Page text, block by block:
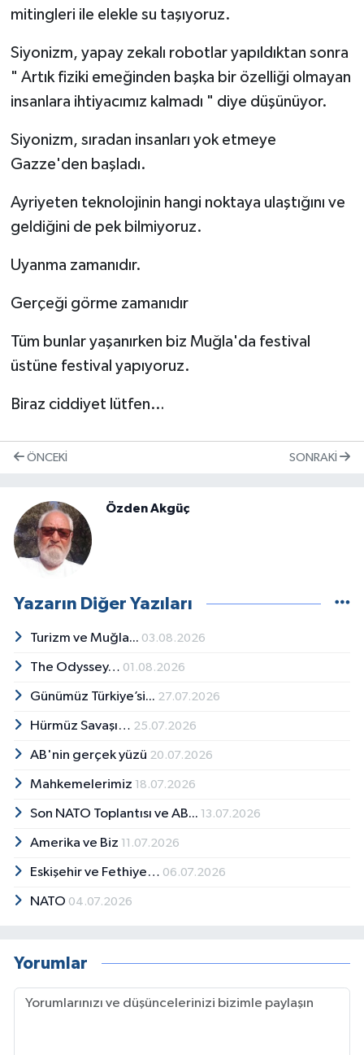
mitingleri ile elekle su taşıyoruz.
Siyonizm, yapay zekalı robotlar yapıldıktan sonra
" Artık fiziki emeğinden başka bir özelliği olmayan
insanlara ihtiyacımız kalmadı " diye düşünüyor.
Siyonizm, sıradan insanları yok etmeye
Gazze'den başladı.
Ayriyeten teknolojinin hangi noktaya ulaştığını ve
geldiğini de pek bilmiyoruz.
Uyanma zamanıdır.
Gerçeği görme zamanıdır
Tüm bunlar yaşanırken biz Muğla'da festival
üstüne festival yapıyoruz.
Biraz ciddiyet lütfen…
ÖNCEKI SONRAKI
Özden Akgüç
Yazarın Diğer Yazıları
Turizm ve Muğla... 03.08.2026
The Odyssey… 01.08.2026
Günümüz Türkiye’si... 27.07.2026
Hürmüz Savaşı… 25.07.2026
AB'nin gerçek yüzü 20.07.2026
Mahkemelerimiz 18.07.2026
Son NATO Toplantısı ve AB... 13.07.2026
Amerika ve Biz 11.07.2026
Eskişehir ve Fethiye… 06.07.2026
NATO 04.07.2026
Yorumlar